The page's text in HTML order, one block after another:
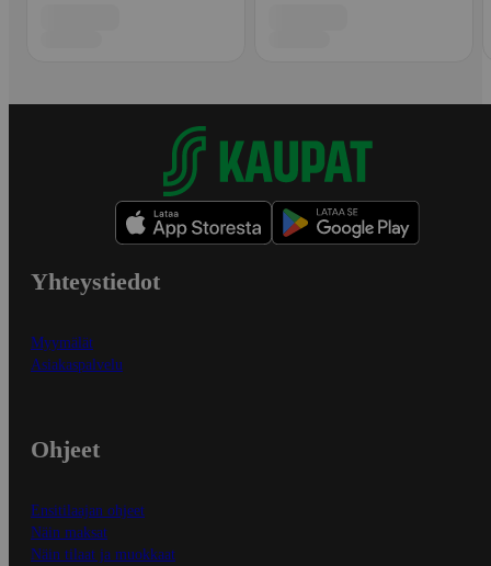
Yhteystiedot
Myymälät
Asiakaspalvelu
Ohjeet
Ensitilaajan ohjeet
Näin maksat
Näin tilaat ja muokkaat